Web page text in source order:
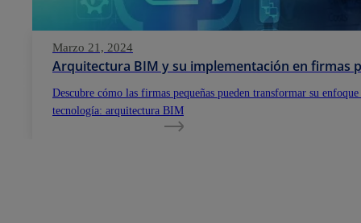
Marzo 21, 2024
Arquitectura BIM y su implementación en firmas
Descubre cómo las firmas pequeñas pueden transformar su
tecnología: arquitectura BIM